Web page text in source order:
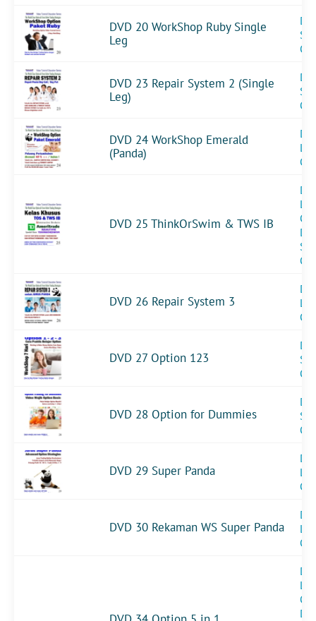
DVD 20 WorkShop Ruby Single
Leg
DVD 23 Repair System 2 (Single
Leg)
DVD 24 WorkShop Emerald
(Panda)
Leg
DVD 25 ThinkOrSwim & TWS IB
Leg
DVD 26 Repair System 3
Leg
DVD 27 Option 123
DVD 28 Option for Dummies
DVD 29 Super Panda
Leg
DVD 30 Rekaman WS Super Panda
Leg
Leg